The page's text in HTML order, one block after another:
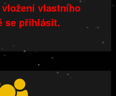
vlastního
se přihlásit.